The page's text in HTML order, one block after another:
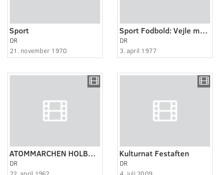
Sport
DR
21. november 1970
Sport Fodbold: Vejle mod Holbæk
DR
3. april 1977
ATOMMARCHEN HOLBÆK - KØBENHAVN 1962
DR
Kulturnat Festaften
DR